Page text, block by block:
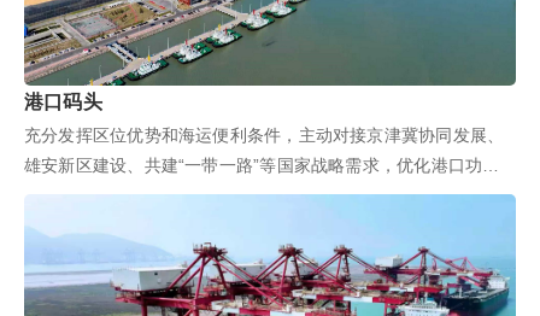
港口码头
充分发挥区位优势和海运便利条件，主动对接京津冀协同发展、
雄安新区建设、共建“一带一路”等国家战略需求，优化港口功能
布局，全面...